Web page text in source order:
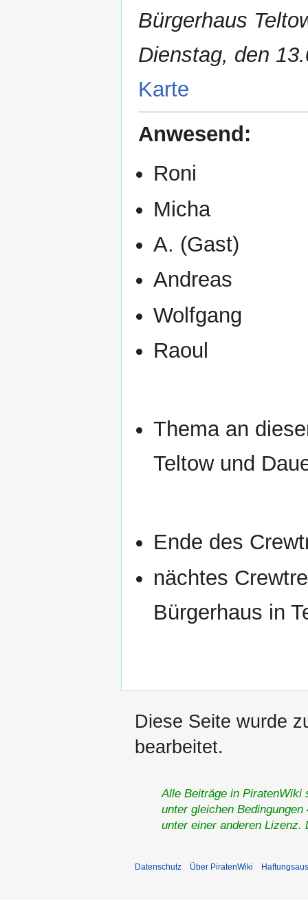
Bürgerhaus
Dienstag, den
Karte
Anwesend:
Roni
Micha
A. (Gast)
Andreas
Wolfgang
Raoul
Thema an
Teltow und
Ende des
nächtes
Bürgerhaus in
Diese Seite wurde
bearbeitet.
Alle Beiträge in PiratenWiki
unter gleichen
unter einer anderen
Datenschutz Über PiratenWiki